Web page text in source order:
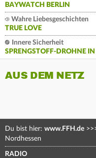
BAYWATCH BERLIN
Wahre Liebesgeschichten
TRUE LOVE
Innere Sicherheit
SPRENGSTOFF-DROHNE
AUS DEM NETZ
Du bist hier: www.FFH.de
Nordhessen
RADIO